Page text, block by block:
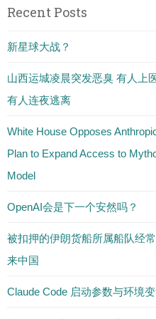
Recent Posts
新星球大战？
山西运城凌晨突发恶臭 有人上
有人连夜逃离
White House Opposes
Plan to Expand Access to
Model
OpenAI会是下一个安然吗？
被扣押的伊朗货船所属船队经
来中国
Claude Code 启动参数与环境